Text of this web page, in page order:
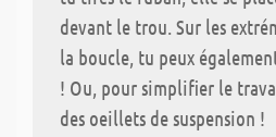
devant le trou. Sur les
la boucle, tu peux
! Ou, pour simplifier le
des oeillets de suspension !